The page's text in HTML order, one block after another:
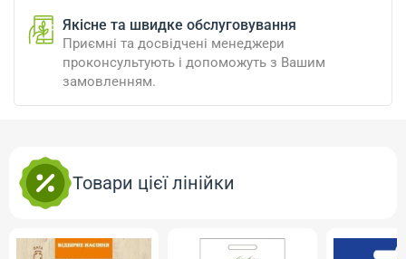
Якісне та швидке обслуговування
Приємні та досвідчені менеджери
проконсультують і допоможуть з Вашим
замовленням.
Товари цієї лінійки